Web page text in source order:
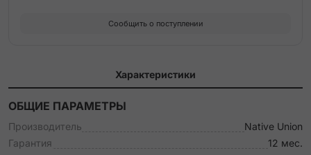
Сообщить о поступлении
Характеристики
ОБЩИЕ ПАРАМЕТРЫ
Производитель
Native Union
Гарантия
12 мес.